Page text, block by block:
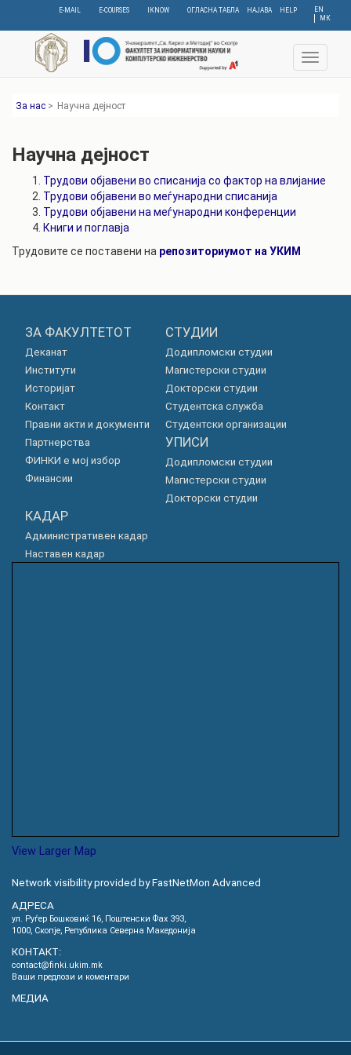
content
EN
МК
E-MAIL E-COURSES IKNOW ОГЛАСНА ТАБЛА НАЈАВА HELP
Toggle
За нас > Научна дејност
Научна дејност
Трудови објавени во списанија со фактор на влијание
Трудови објавени во меѓународни списанија
Трудови објавени на меѓународни конференции
Книги и поглавја
Трудовите се поставени на репозиториумот на УКИМ
ЗА ФАКУЛТЕТОТ
Деканат
Институти
Историјат
Контакт
Правни акти и документи
Партнерства
ФИНКИ е мој избор
Финансии
СТУДИИ
Додипломски студии
Магистерски студии
Докторски студии
Студентска служба
Студентски организации
УПИСИ
Додипломски студии
Магистерски студии
Докторски студии
КАДАР
Административен кадар
Наставен кадар
View Larger Map
Network visibility provided by FastNetMon Advanced
АДРЕСА
ул. Руѓер Бошковиќ 16, Пoштенски Фах 393,
1000, Скопје, Република Северна Македонија
КОНТАКТ:
contact@finki.ukim.mk
Ваши предлози и коментари
МЕДИА